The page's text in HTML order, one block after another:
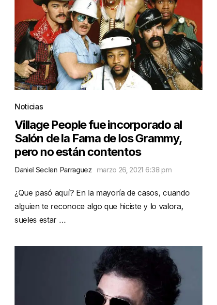
Noticias
Village People fue incorporado al
Salón de la Fama de los Grammy,
pero no están contentos
Daniel Seclen Parraguez marzo 26, 2021 6:38 pm
¿Que pasó aquí? En la mayoría de casos, cuando
alguien te reconoce algo que hiciste y lo valora,
sueles estar …